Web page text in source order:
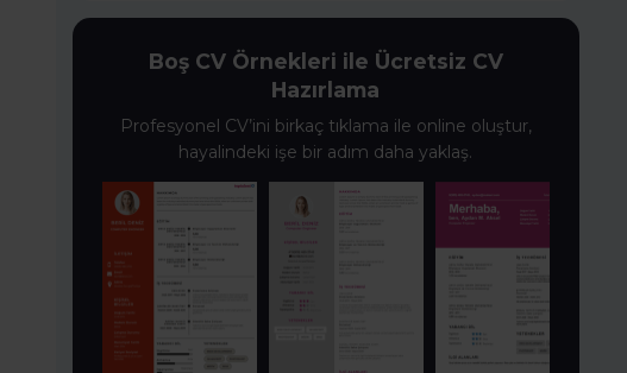
Boş CV Örnekleri ile Ücretsiz CV
Hazırlama
Profesyonel CV’ini birkaç tıklama ile online oluştur,
hayalindeki işe bir adım daha yaklaş.